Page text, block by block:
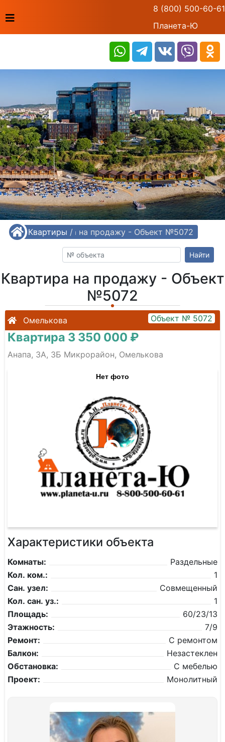
8 (800) 500-60-61
Планета-Ю
/ Квартиры /
Квартира на продажу - Объект №5072
Найти
Квартира на продажу - Объект
№5072
Омелькова Объект № 5072
Квартира 3 350 000 ₽
Анапа, 3А, 3Б Микрорайон, Омелькова
Нет фото
Характеристики объекта
Комнаты:
Раздельные
Кол. ком.:
1
Сан. узел:
Совмещенный
Кол. сан. уз.:
1
Площадь:
60/23/13
Этажность:
7/9
Ремонт:
С ремонтом
Балкон:
Незастеклен
Обстановка:
С мебелью
Проект:
Монолитный